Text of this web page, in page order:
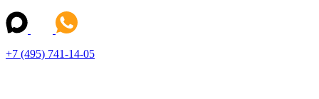
+7 (495) 741-14-05